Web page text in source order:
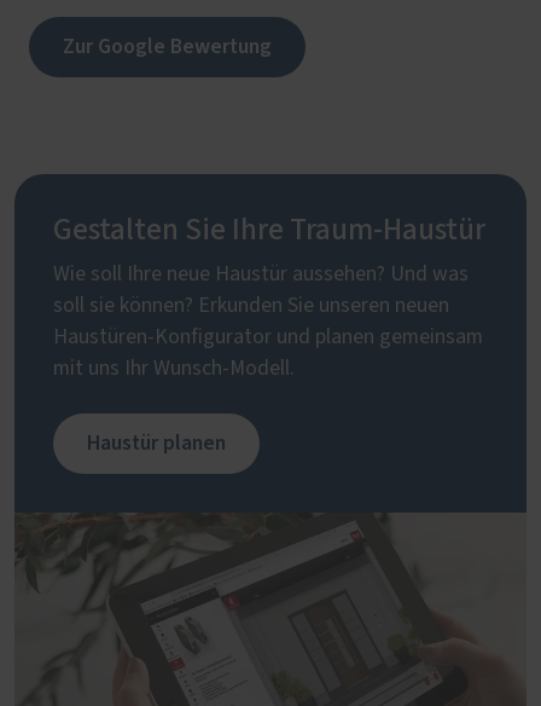
Zur Google Bewertung
Gestalten Sie Ihre Traum-Haustür
Wie soll Ihre neue Haustür aussehen? Und was
soll sie können? Erkunden Sie unseren neuen
Haustüren-Konfigurator und planen gemeinsam
mit uns Ihr Wunsch-Modell.
Haustür planen